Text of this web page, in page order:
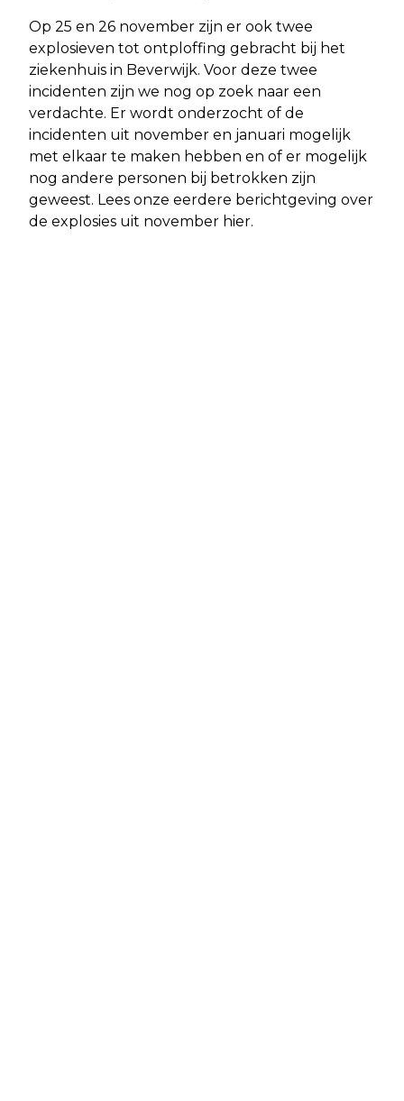
Op 25 en 26 november zijn er ook twee
explosieven tot ontploffing gebracht bij het
ziekenhuis in Beverwijk. Voor deze twee
incidenten zijn we nog op zoek naar een
verdachte. Er wordt onderzocht of de
incidenten uit november en januari mogelijk
met elkaar te maken hebben en of er mogelijk
nog andere personen bij betrokken zijn
geweest. Lees onze eerdere berichtgeving over
de explosies uit november hier.